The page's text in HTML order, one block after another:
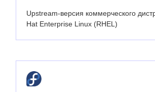
Upstream-версия коммерческого
Hat Enterprise Linux (RHEL)